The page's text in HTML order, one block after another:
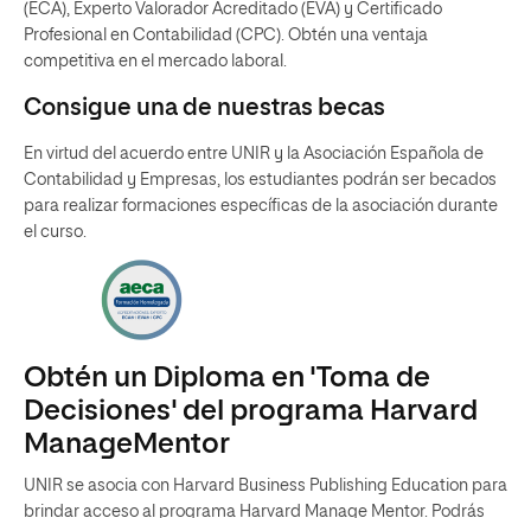
(ECA), Experto Valorador Acreditado (EVA) y Certificado
Profesional en Contabilidad (CPC). Obtén una ventaja
competitiva en el mercado laboral.
Consigue una de nuestras becas
En virtud del acuerdo entre UNIR y la Asociación Española de
Contabilidad y Empresas, los estudiantes podrán ser becados
para realizar formaciones específicas de la asociación durante
el curso.
Obtén un Diploma en 'Toma de
Decisiones' del programa Harvard
ManageMentor
UNIR se asocia con Harvard Business Publishing Education para
brindar acceso al programa Harvard Manage Mentor. Podrás